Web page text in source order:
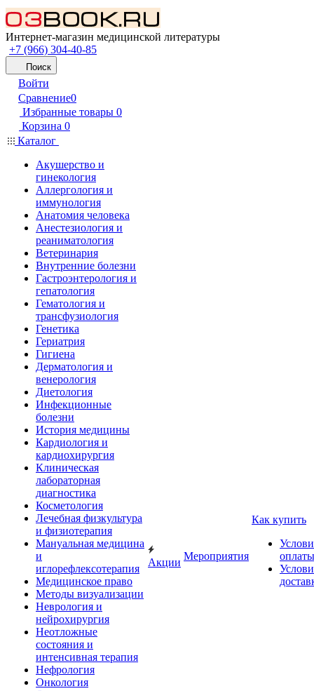
Интернет-магазин медицинской литературы
+7 (966) 304-40-85
Поиск
Войти
Сравнение0
Избранные товары 0
Корзина 0
Каталог
Акушерство и
гинекология
Аллергология и
иммунология
Анатомия человека
Анестезиология и
реаниматология
Ветеринария
Внутренние болезни
Гастроэнтерология и
гепатология
Гематология и
трансфузиология
Генетика
Гериатрия
Гигиена
Дерматология и
венерология
Диетология
Инфекционные
болезни
История медицины
Кардиология и
кардиохирургия
Клиническая
лабораторная
диагностика
Косметология
Лечебная физкультура
и физиотерапия
Мануальная медицина
и
иглорефлексотерапия
Медицинское право
Методы визуализации
Неврология и
нейрохирургия
Неотложные
состояния и
интенсивная терапия
Нефрология
Онкология
Акции
Мероприятия
Как купить
оплаты